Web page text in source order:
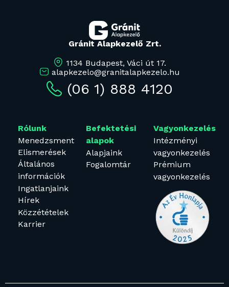
Gránit Alapkezelő Zrt.
1134 Budapest, Váci út 17.
alapkezelo@granitalapkezelo.hu
(06 1) 888 4120
Rólunk
Menedzsment
Elismerések
Általános
információk
Ingatlanjaink
Hírek
Közzétételek
Karrier
Befektetési
alapok
Alapjaink
Fogalomtár
Vagyonkezelés
Intézményi
vagyonkezelés
Prémium
vagyonkezelés